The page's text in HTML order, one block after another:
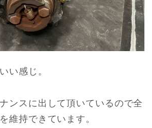
い感じ。
ンスに出して頂いているので全
維持できています。